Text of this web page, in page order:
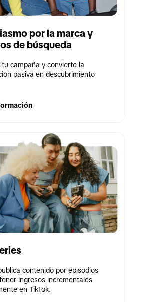
por la marca y
de búsqueda
tu campaña y convierte la
pasiva en descubrimiento
contenido por episodios
ingresos incrementales
en TikTok.